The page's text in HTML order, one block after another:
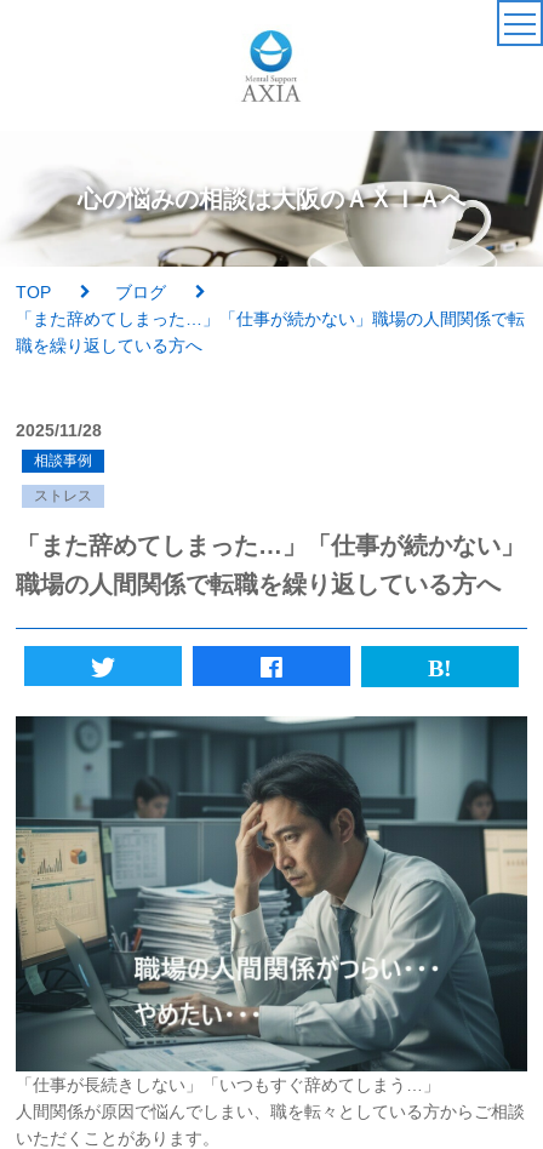
カウンセラー
アクセス・受付時間
サービス・料金一覧
実績紹介
AXIAの特徴
初めての方へ
法人様向けサービス
ハラスメント対策資格
ブログ
会社概要
採用情報
カウンセリング予約
お問い合わせ
心の悩みの相談は大阪のＡＸＩＡへ
TOP
ブログ
「また辞めてしまった…」「仕事が続かない」職場の人間関係で転
職を繰り返している方へ
2025/11/28
相談事例
ストレス
「また辞めてしまった…」「仕事が続かない」
職場の人間関係で転職を繰り返している方へ
「仕事が長続きしない」「いつもすぐ辞めてしまう…」
人間関係が原因で悩んでしまい、職を転々としている方からご相談
いただくことがあります。